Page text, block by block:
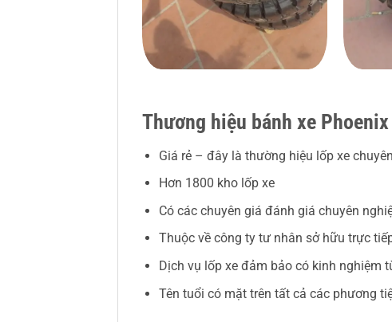
Thương hiệu bánh xe Phoenix
Giá rẻ – đây là thường hiệu lốp xe
Hơn 1800 kho lốp xe
Có các chuyên giá đánh giá chuyên
Thuộc về công ty tư nhân sở hữu trực
Dịch vụ lốp xe đảm bảo có kinh nghiệm
Tên tuổi có mặt trên tất cả các phương